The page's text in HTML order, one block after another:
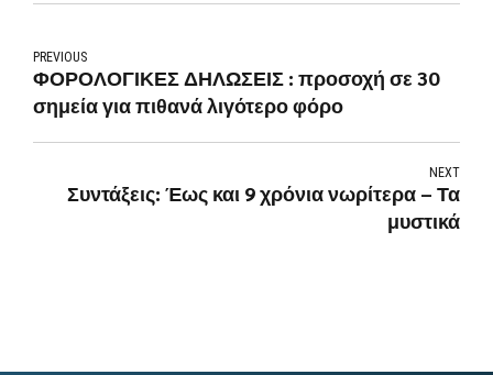
PREVIOUS
ΦΟΡΟΛΟΓΙΚΕΣ ΔΗΛΩΣΕΙΣ : προσοχή σε 30
σημεία για πιθανά λιγότερο φόρο
NEXT
Συντάξεις: Έως και 9 χρόνια νωρίτερα – Τα
μυστικά